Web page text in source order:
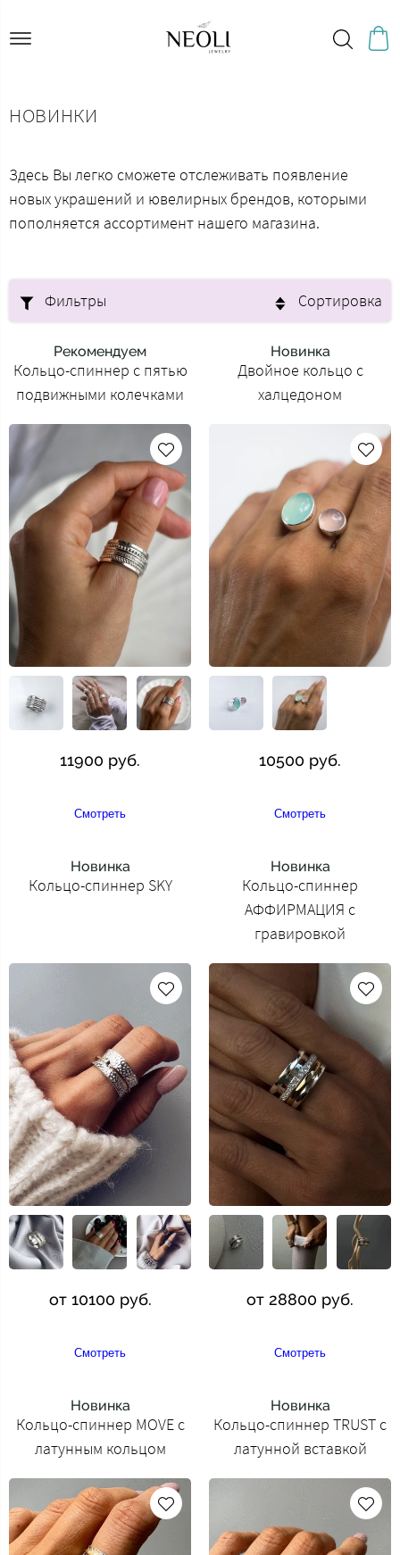
НОВИНКИ
Здесь Вы легко сможете отслеживать появление
новых украшений и ювелирных брендов, которыми
пополняется ассортимент нашего магазина.
Фильтры Сортировка
Рекомендуем
Кольцо-спиннер с пятью
подвижными колечками
11900 руб.
Смотреть
Новинка
Двойное кольцо с
халцедоном
10500 руб.
Смотреть
Новинка
Кольцо-спиннер SKY
от 10100 руб.
Смотреть
Новинка
Кольцо-спиннер
АФФИРМАЦИЯ с
гравировкой
от 28800 руб.
Смотреть
Новинка
Кольцо-спиннер MOVE с
латунным кольцом
Новинка
Кольцо-спиннер TRUST с
латунной вставкой